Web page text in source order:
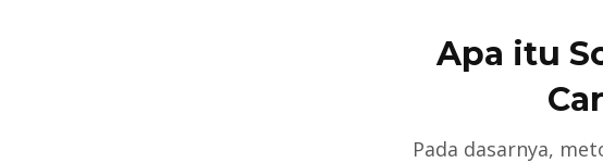
Apa itu
Pada dasarnya,